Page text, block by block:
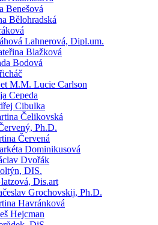
Benešová
Bělohradská
Lahnerová, Dipl.um.
Blažková
Bodová
M.M. Lucie Carlson
Cepeda
Cibulka
Čelikovská
Ph.D.
Červená
Dominikusová
Dvořák
DIS.
Dis.art
Grochovskij, Ph.D.
Havránková
Hejcman